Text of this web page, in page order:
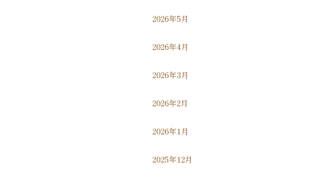
2026年5月
2026年4月
2026年3月
2026年2月
2026年1月
2025年12月